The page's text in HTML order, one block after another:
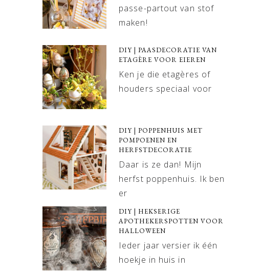
passe-partout van stof
maken!
DIY | PAASDECORATIE VAN
ETAGÈRE VOOR EIEREN
Ken je die etagères of
houders speciaal voor
DIY | POPPENHUIS MET
POMPOENEN EN
HERFSTDECORATIE
Daar is ze dan! Mijn
herfst poppenhuis. Ik ben
er
DIY | HEKSERIGE
APOTHEKERSPOTTEN VOOR
HALLOWEEN
Ieder jaar versier ik één
hoekje in huis in